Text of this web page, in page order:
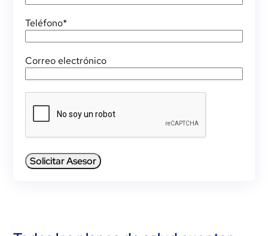
Teléfono*
Correo electrónico